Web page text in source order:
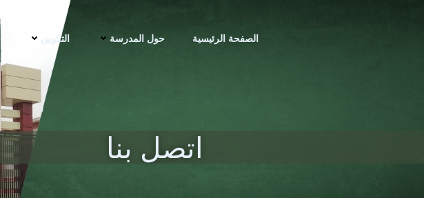
الصفحة الرئيسية حول المدرسة التكوين
اتصل بنا